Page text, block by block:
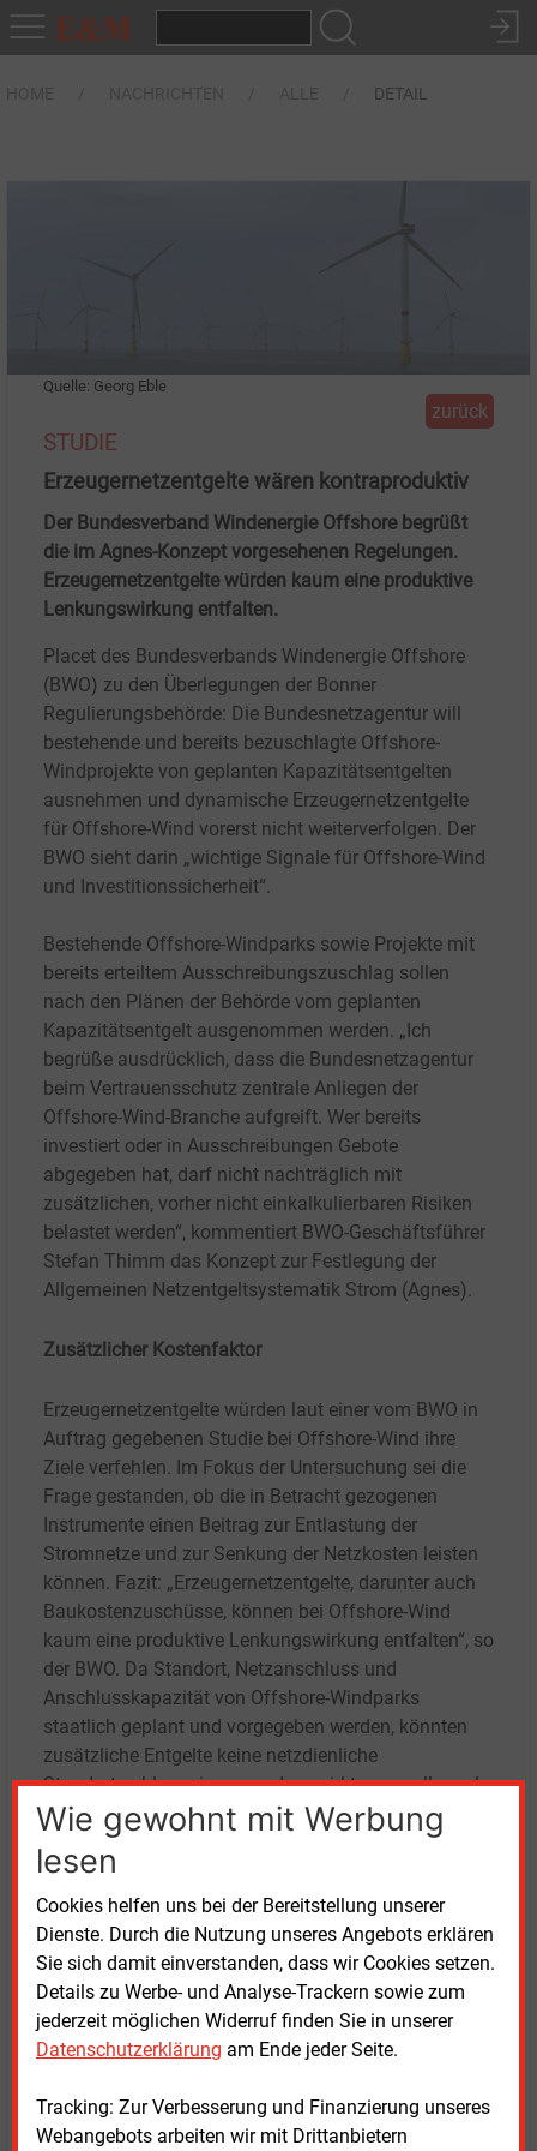
DETAIL
Wie gewohnt mit Werbung
lesen
Cookies helfen uns bei der Bereitstellung unserer
Dienste. Durch die Nutzung unseres Angebots erklären
Sie sich damit einverstanden, dass wir Cookies setzen.
Details zu Werbe- und Analyse-Trackern sowie zum
jederzeit möglichen Widerruf finden Sie in unserer
Datenschutzerklärung am Ende jeder Seite.
Tracking: Zur Verbesserung und Finanzierung unseres
Webangebots arbeiten wir mit Drittanbietern
Quelle: Georg Eble
zurück
STUDIE
Erzeugernetzentgelte wären kontraproduktiv
Der Bundesverband Windenergie Offshore begrüßt
die im Agnes-Konzept vorgesehenen Regelungen.
Erzeugernetzentgelte würden kaum eine produktive
Lenkungswirkung entfalten.
Placet des Bundesverbands Windenergie Offshore
(BWO) zu den Überlegungen der Bonner
Regulierungsbehörde: Die Bundesnetzagentur will
bestehende und bereits bezuschlagte Offshore-
Windprojekte von geplanten Kapazitätsentgelten
ausnehmen und dynamische Erzeugernetzentgelte
für Offshore-Wind vorerst nicht weiterverfolgen. Der
BWO sieht darin „wichtige Signale für Offshore-Wind
und Investitionssicherheit“.
Bestehende Offshore-Windparks sowie Projekte mit
bereits erteiltem Ausschreibungszuschlag sollen
nach den Plänen der Behörde vom geplanten
Kapazitätsentgelt ausgenommen werden. „Ich
begrüße ausdrücklich, dass die Bundesnetzagentur
beim Vertrauensschutz zentrale Anliegen der
Offshore-Wind-Branche aufgreift. Wer bereits
investiert oder in Ausschreibungen Gebote
abgegeben hat, darf nicht nachträglich mit
zusätzlichen, vorher nicht einkalkulierbaren Risiken
belastet werden“, kommentiert BWO-Geschäftsführer
Stefan Thimm das Konzept zur Festlegung der
Allgemeinen Netzentgeltsystematik Strom (Agnes).
Zusätzlicher Kostenfaktor
Erzeugernetzentgelte würden laut einer vom BWO in
Auftrag gegebenen Studie bei Offshore-Wind ihre
Ziele verfehlen. Im Fokus der Untersuchung sei die
Frage gestanden, ob die in Betracht gezogenen
Instrumente einen Beitrag zur Entlastung der
Stromnetze und zur Senkung der Netzkosten leisten
können. Fazit: „Erzeugernetzentgelte, darunter auch
Baukostenzuschüsse, können bei Offshore-Wind
kaum eine produktive Lenkungswirkung entfalten“, so
der BWO. Da Standort, Netzanschluss und
Anschlusskapazität von Offshore-Windparks
staatlich geplant und vorgegeben werden, könnten
zusätzliche Entgelte keine netzdienliche
Standortwahl anreizen, sondern wirkten vor allem als
zusätzlicher Kostenfaktor für Projekte, heißt es.
Die Studie mache zudem deutlich, dass
Erzeugernetzentgelte die Kosten der Offshore-
Windenergie erhöhten und damit auch die Gebote in
künftigen Differenzvertrags-Ausschreibungen. Da
solche Mehrkosten in diesem System letztlich vom
Bund getragen werden, würden die Entgelte faktisch
zu einer indirekten Netzfinanzierung über den
erhoffte Entlastung der Verbraucher wird
entsprechend zu einer indirekten Mehrbelastung.“